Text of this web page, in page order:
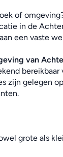
of
in de
een vaste
van
zijn gelegen
grote als